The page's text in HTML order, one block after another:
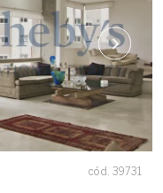
cód. 39731